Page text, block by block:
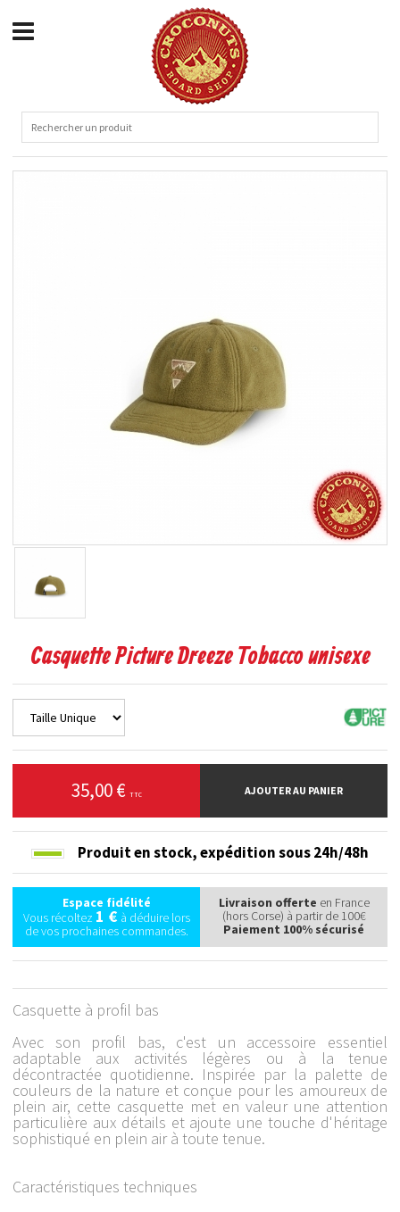
Casquette Picture Dreeze Tobacco unisexe
35,00 € TTC AJOUTER AU PANIER
Produit en stock,expédition sous 24h/48h
Espace fidélité
Vous récoltez 1 €à déduire lors
de vos prochaines commandes.
Livraison offerte en France
(hors Corse) à partir de 100€
Paiement 100% sécurisé
Casquette à profil bas
Avec son profil bas, c'est un accessoire essentiel
adaptable aux activités légères ou à la tenue
décontractée quotidienne. Inspirée par la palette de
couleurs de la nature et conçue pour les amoureux de
plein air, cette casquette met en valeur une attention
particulière aux détails et ajoute une touche d'héritage
sophistiqué en plein air à toute tenue.
Caractéristiques techniques